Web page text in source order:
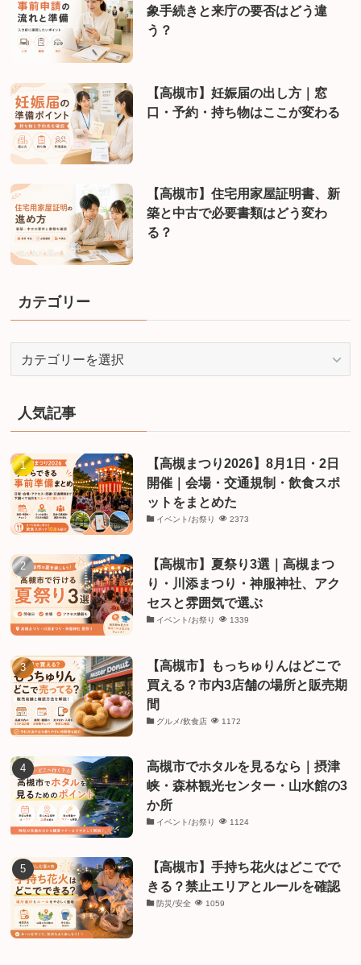
象手続きと来庁の要否はどう違
う？
【高槻市】妊娠届の出し方｜窓
口・予約・持ち物はここが変わる
【高槻市】住宅用家屋証明書、新
築と中古で必要書類はどう変わ
る？
カテゴリー
リ
ー
人気記事
【高槻まつり2026】8月1日・2日
開催｜会場・交通規制・飲食スポ
ットをまとめた
イベント/お祭り 2373
【高槻市】夏祭り3選｜高槻まつ
り・川添まつり・神服神社、アク
セスと雰囲気で選ぶ
イベント/お祭り 1339
【高槻市】もっちゅりんはどこで
買える？市内3店舗の場所と販売期
間
グルメ/飲食店 1172
高槻市でホタルを見るなら｜摂津
峡・森林観光センター・山水館の3
か所
イベント/お祭り 1124
【高槻市】手持ち花火はどこでで
きる？禁止エリアとルールを確認
防災/安全 1059